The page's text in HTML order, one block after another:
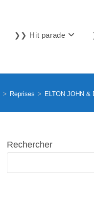
❯❯ Hit parade
> Reprises > ELTON JOHN &
Rechercher